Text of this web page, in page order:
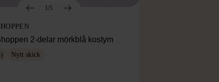
1/5
2-delar mörkblå kostym
Nytt skick